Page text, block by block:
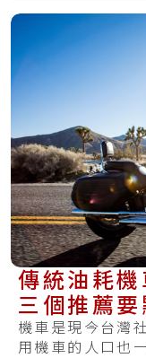
傳統油耗機
三個推薦
選擇！
機車是現今台灣
用機車的人口也